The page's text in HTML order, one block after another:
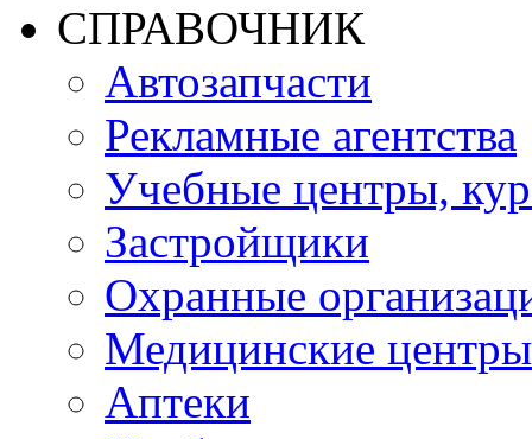
СПРАВОЧНИК
Автозапчасти
Рекламные агентства
Учебные центры,
Застройщики
Охранные
Медицинские центры
Аптеки